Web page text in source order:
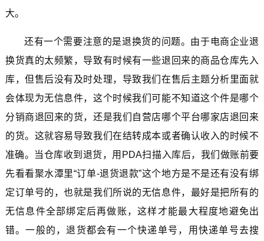
大。
还有一个需要注意的是退换货的问题。由于电商企业退
换货真的太频繁，导致有时候有一些退回来的商品仓库先入
库，但售后没有及时处理，导致我们在售后主题分析里面就
会体现为无信息件，这个时候我们可能不知道这个件是哪个
分销商退回来的货，还是我们自营店哪个平台哪家店退回来
的货。这就容易导致我们在结转成本或者确认收入的时候不
准确。当仓库收到退货，用PDA扫描入库后，我们做账前要
先看看聚水潭里“订单-退货退款”这个地方是不是还有没有绑
定订单号的，也就是我们所说的无信息件，最好是把所有的
无信息件全部绑定后再做账，这样才能最大程度地避免出
错。一般的，退货都会有一个快递单号，用快递单号去搜